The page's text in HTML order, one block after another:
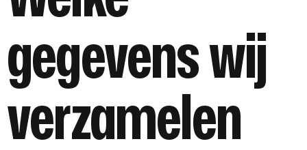
gegevens wij
verzamelen